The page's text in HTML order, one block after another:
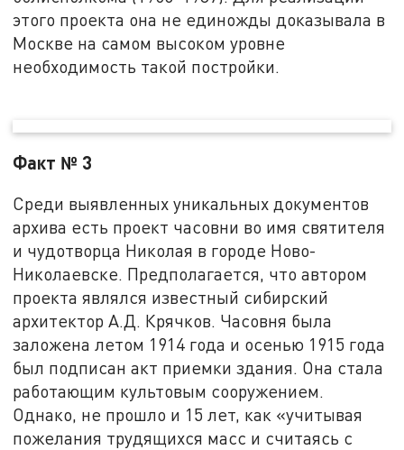
этого проекта она не единожды доказывала в
Москве на самом высоком уровне
необходимость такой постройки.
Факт № 3
Среди выявленных уникальных документов
архива есть проект часовни во имя святителя
и чудотворца Николая в городе Ново-
Николаевске. Предполагается, что автором
проекта являлся известный сибирский
архитектор А.Д. Крячков. Часовня была
заложена летом 1914 года и осенью 1915 года
был подписан акт приемки здания. Она стала
работающим культовым сооружением.
Однако, не прошло и 15 лет, как «учитывая
пожелания трудящихся масс и считаясь с